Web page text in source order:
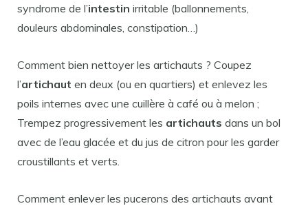
syndrome de l’intestin irritable (ballonnements,
douleurs abdominales, constipation…)
Comment bien nettoyer les artichauts ? Coupez
l’artichaut en deux (ou en quartiers) et enlevez les
poils internes avec une cuillère à café ou à melon ;
Trempez progressivement les artichauts dans un bol
avec de l’eau glacée et du jus de citron pour les garder
croustillants et verts.
Comment enlever les pucerons des artichauts avant